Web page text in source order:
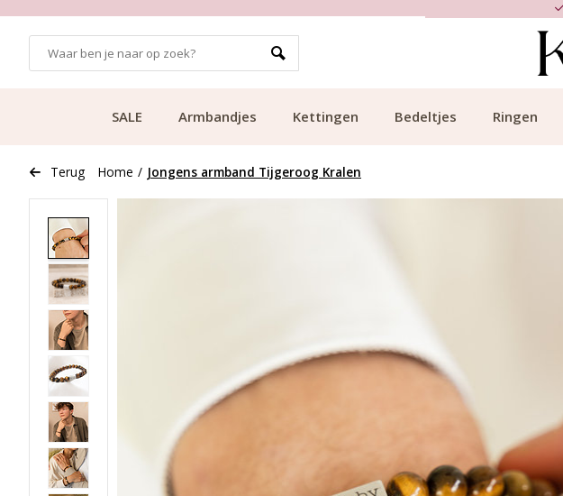
SALE Armbandjes Kettingen Bedeltjes Ringen
Terug Home / Jongens armband Tijgeroog Kralen